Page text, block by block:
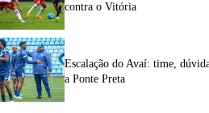
contra o Vitória
Escalação do Avaí: time,
a Ponte Preta